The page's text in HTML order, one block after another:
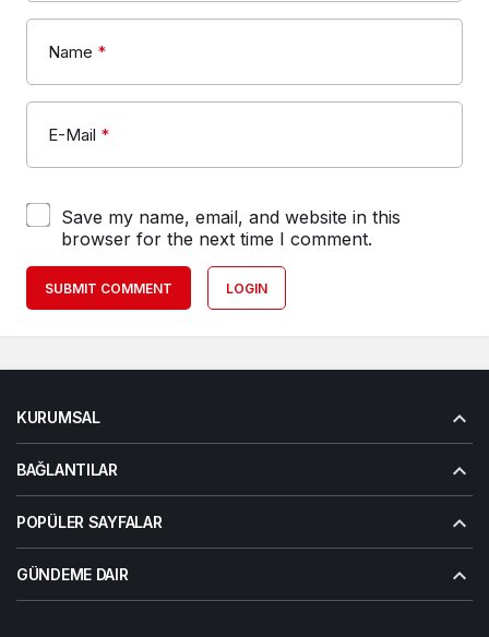
Name *
E-Mail *
Save my name, email, and website in this
browser for the next time I comment.
SUBMIT COMMENT LOGIN
KURUMSAL
BAĞLANTILAR
POPÜLER SAYFALAR
GÜNDEME DAIR